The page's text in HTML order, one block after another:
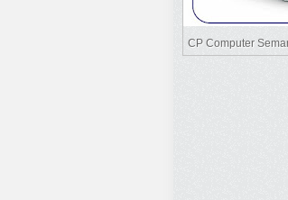
CP Computer